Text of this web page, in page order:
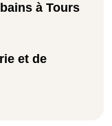
à Tours
et de